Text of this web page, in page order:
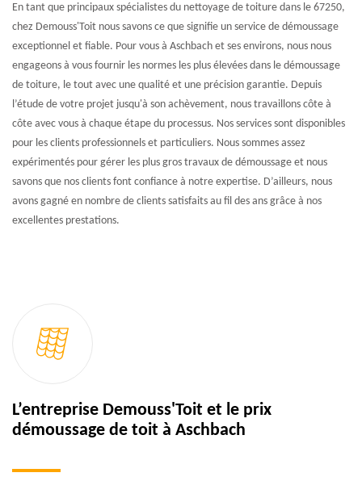
En tant que principaux spécialistes du nettoyage de toiture dans le 67250,
chez Demouss'Toit nous savons ce que signifie un service de démoussage
exceptionnel et fiable. Pour vous à Aschbach et ses environs, nous nous
engageons à vous fournir les normes les plus élevées dans le démoussage
de toiture, le tout avec une qualité et une précision garantie. Depuis
l’étude de votre projet jusqu'à son achèvement, nous travaillons côte à
côte avec vous à chaque étape du processus. Nos services sont disponibles
pour les clients professionnels et particuliers. Nous sommes assez
expérimentés pour gérer les plus gros travaux de démoussage et nous
savons que nos clients font confiance à notre expertise. D’ailleurs, nous
avons gagné en nombre de clients satisfaits au fil des ans grâce à nos
excellentes prestations.
L’entreprise Demouss'Toit et le prix
démoussage de toit à Aschbach